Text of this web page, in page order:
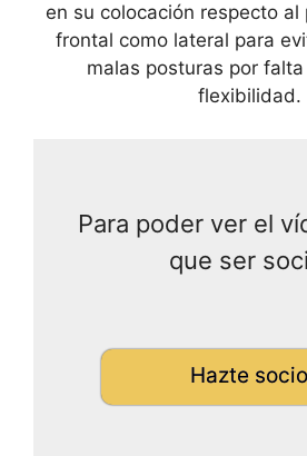
en su colocación respecto
frontal como lateral para
malas posturas por
flexibilidad.
Para poder ver el
que ser
Hazte socio